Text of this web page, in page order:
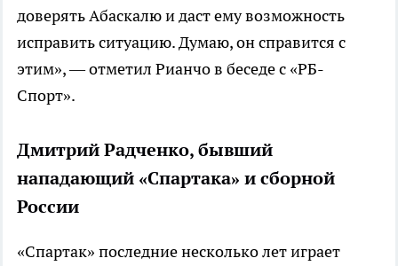
доверять Абаскалю и даст ему возможность
исправить ситуацию. Думаю, он справится с
этим», — отметил Рианчо в беседе с «РБ-
Спорт».
Дмитрий Радченко, бывший
нападающий «Спартака» и сборной
России
«Спартак» последние несколько лет играет